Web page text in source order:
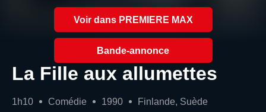
Voir dans PREMIERE MAX
Bande-annonce
La Fille aux allumettes
1h10 Comédie 1990
Finlande, Suède